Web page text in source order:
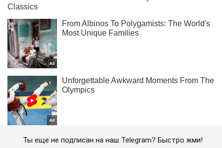
Ты еще не подписан на наш Telegram? Быстро жми!